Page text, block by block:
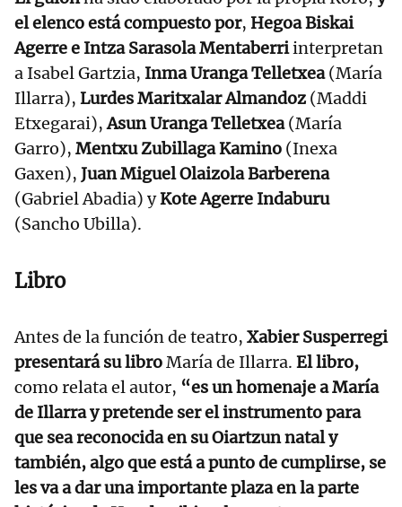
el elenco está compuesto por, Hegoa Biskai
Agerre e Intza Sarasola Mentaberriinterpretan
a Isabel Gartzia, Inma Uranga Telletxea(María
Illarra), Lurdes Maritxalar Almandoz (Maddi
Etxegarai),Asun Uranga Telletxea(María
Garro), Mentxu Zubillaga Kamino (Inexa
Gaxen), Juan Miguel Olaizola Barberena
(Gabriel Abadia) yKote Agerre Indaburu
(Sancho Ubilla).
Libro
Antes de la función de teatro, Xabier Susperregi
presentará su libroMaría de Illarra. El libro,
como relata el autor, “es un homenaje a María
de Illarra y pretende ser el instrumento para
que sea reconocida en su Oiartzun natal y
también, algo que está a punto de cumplirse, se
les va a dar una importante plaza en la parte